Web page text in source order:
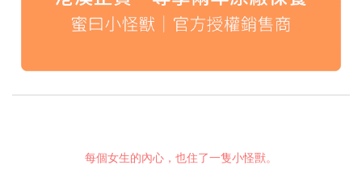
每個女生的內心，也住了一隻小怪獸。